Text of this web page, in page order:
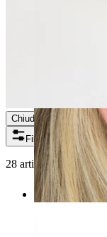
Chiudi
Filtri
28 articoli trovati